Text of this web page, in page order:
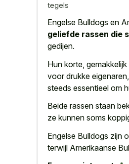
tegels
Engelse Bulldogs en
geliefde rassen die
gedijen.
Hun korte,
voor drukke
steeds essentieel om
Beide rassen staan
ze kunnen soms
Engelse Bulldogs zijn
terwijl Amerikaanse